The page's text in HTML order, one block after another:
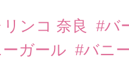
ンコ 奈良
#バ
ガール #バニ